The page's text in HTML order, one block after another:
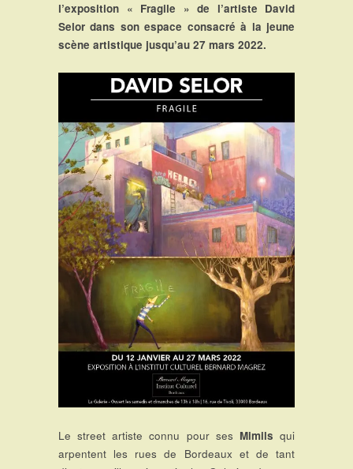
l’exposition « Fragile » de l’artiste David
Selor dans son espace consacré à la jeune
scène artistique jusqu’au 27 mars 2022.
Le street artiste connu pour ses Mimils qui
arpentent les rues de Bordeaux et de tant